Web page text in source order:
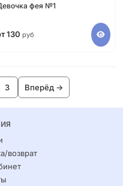
фея №1
130 руб
3 Вперёд →
возврат